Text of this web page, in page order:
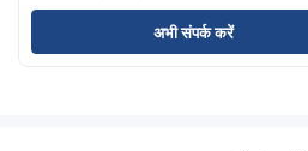
अभी संपर्क करें